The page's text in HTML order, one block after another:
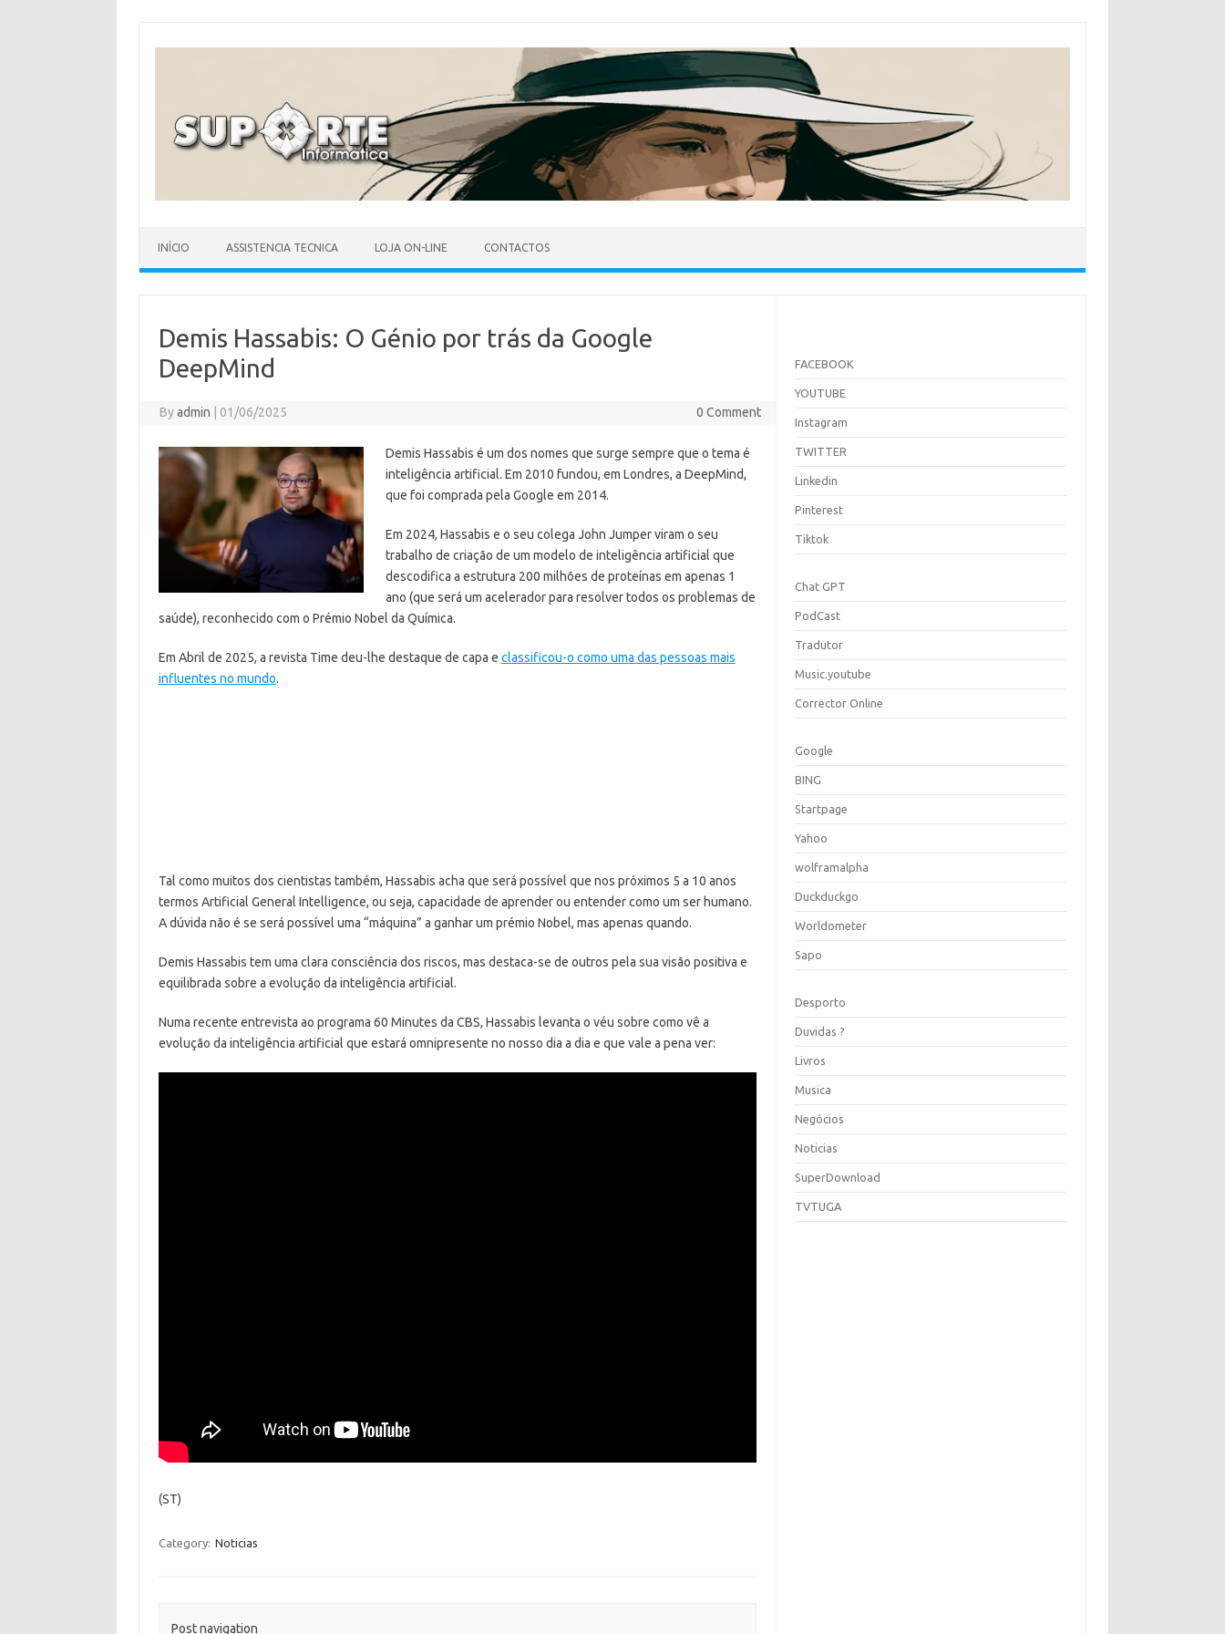
INÍCIO ASSISTENCIA TECNICA LOJA ON-LINE CONTACTOS
Demis Hassabis: O Génio por trás da Google
DeepMind
Byadmin 01/06/2025 0 Comment
Demis Hassabis é um dos nomes que surge sempre que o tema é
inteligência artificial. Em 2010 fundou, em Londres, a DeepMind,
que foi comprada pela Google em 2014.
Em 2024, Hassabis e o seu colega John Jumper viram o seu
trabalho de criação de um modelo de inteligência artificial que
descodifica a estrutura 200 milhões de proteínas em apenas 1
ano (que será um acelerador para resolver todos os problemas de
saúde), reconhecido com o Prémio Nobel da Química.
Em Abril de 2025, a revista Time deu-lhe destaque de capa e classificou-o como uma das pessoas mais
influentes no mundo.
Tal como muitos dos cientistas também, Hassabis acha que será possível que nos próximos 5 a 10 anos
termos Artificial General Intelligence, ou seja, capacidade de aprender ou entender como um ser humano.
A dúvida não é se será possível uma “máquina” a ganhar um prémio Nobel, mas apenas quando.
Demis Hassabis tem uma clara consciência dos riscos, mas destaca-se de outros pela sua visão positiva e
equilibrada sobre a evolução da inteligência artificial.
Numa recente entrevista ao programa 60 Minutes da CBS, Hassabis levanta o véu sobre como vê a
evolução da inteligência artificial que estará omnipresente no nosso dia a dia e que vale a pena ver:
(ST)
Category: Noticias
Post navigation
FACEBOOK
YOUTUBE
Instagram
TWITTER
Linkedin
Pinterest
Tiktok
Chat GPT
PodCast
Tradutor
Music.youtube
Corrector Online
Google
BING
Startpage
Yahoo
wolframalpha
Duckduckgo
Worldometer
Sapo
Desporto
Duvidas ?
Livros
Musica
Negócios
Noticias
SuperDownload
TVTUGA